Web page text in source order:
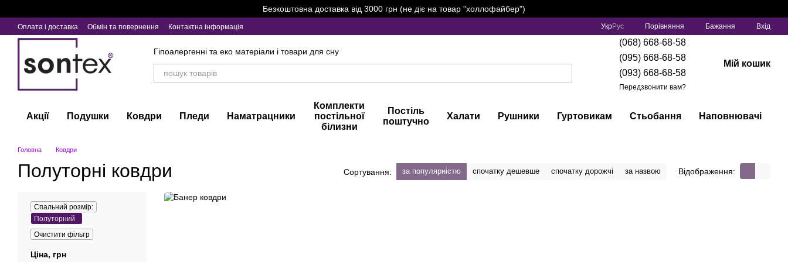
Безкоштовна доставка від 3000 грн (не діє на товар "холлофайбер")
Оплата і доставка Обмін та повернення Контактна інформація УкрРус Порівняння Бажання Вхід
Гіпоалергенні та еко матеріали і товари для сну
(068) 668-68-58
(095) 668-68-58
(093) 668-68-58
Передзвонити вам?
Мій кошик
Акції Подушки Ковдри Пледи Наматрацники
Комплекти
постільної
білизни
Постіль
поштучно
Халати Рушники Гуртовикам Стьобання Наповнювачі
Головна Ковдри
Полуторні ковдри Сортування: за популярністю спочатку дешевше спочатку дорожчі за назвою Відображення:
Спальний розмір:
Полуторний
Очистити фільтр
Ціна, грн